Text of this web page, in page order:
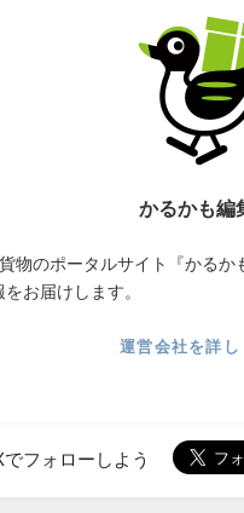
かるかも編
物のポータルサイト『かる
お届けします。
運営会社を詳し
でフォローしよう